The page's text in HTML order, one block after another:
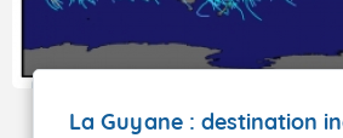
La Guyane : destination